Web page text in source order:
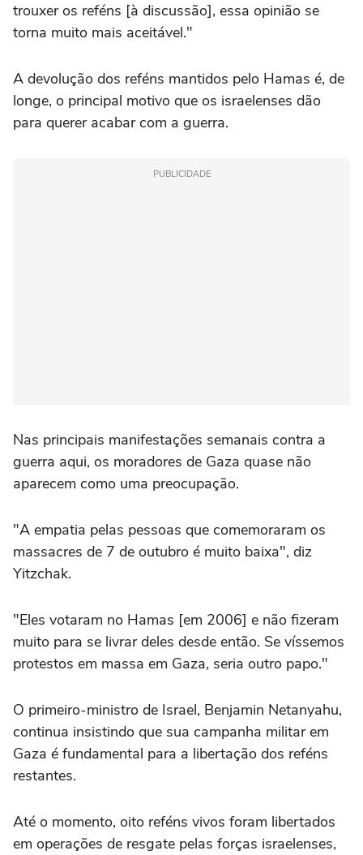
trouxer os reféns [à discussão], essa opinião se
torna muito mais aceitável."
A devolução dos reféns mantidos pelo Hamas é, de
longe, o principal motivo que os israelenses dão
para querer acabar com a guerra.
PUBLICIDADE
Nas principais manifestações semanais contra a
guerra aqui, os moradores de Gaza quase não
aparecem como uma preocupação.
"A empatia pelas pessoas que comemoraram os
massacres de 7 de outubro é muito baixa", diz
Yitzchak.
"Eles votaram no Hamas [em 2006] e não fizeram
muito para se livrar deles desde então. Se víssemos
protestos em massa em Gaza, seria outro papo."
O primeiro-ministro de Israel, Benjamin Netanyahu,
continua insistindo que sua campanha militar em
Gaza é fundamental para a libertação dos reféns
restantes.
Até o momento, oito reféns vivos foram libertados
em operações de resgate pelas forças israelenses,